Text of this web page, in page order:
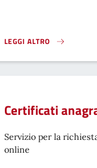
LEGGI ALTRO
CAMBIO DI RESIDENZA -
Certificati
Servizio per la
online